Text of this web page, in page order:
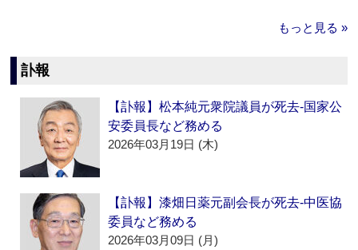
もっと見る »
訃報
【訃報】松本純元衆院議員が死去‐国家公
安委員長など務める
2026年03月19日 (木)
【訃報】漆畑日薬元副会長が死去‐中医協
委員など務める
2026年03月09日 (月)